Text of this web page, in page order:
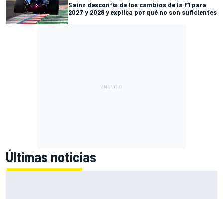
Sainz desconfía de los cambios de la F1 para
2027 y 2028 y explica por qué no son suficientes
Últimas noticias